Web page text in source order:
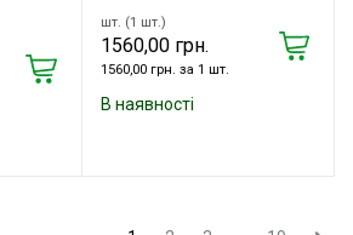
шт. (1 шт.)
1560,00 грн.
1560,00 грн. за 1 шт.
В наявності